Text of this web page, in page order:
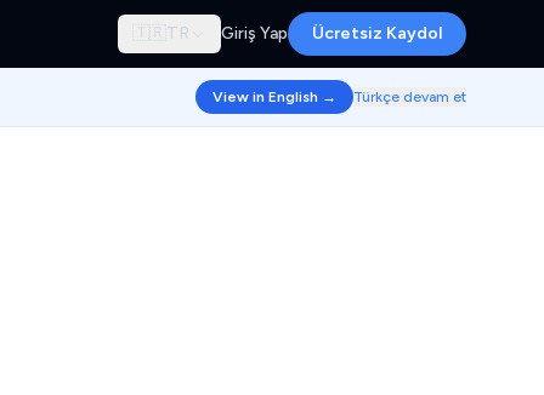
🇹🇷 TR Giriş Yap Ücretsiz Kaydol
View in English → Türkçe devam et